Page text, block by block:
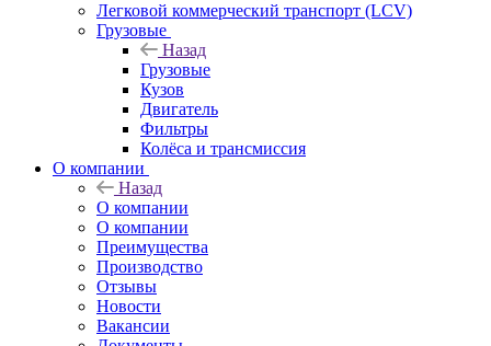
Легковой коммерческий транспорт (LCV)
Грузовые
Назад
Грузовые
Кузов
Двигатель
Фильтры
Колёса и трансмиссия
О компании
Назад
О компании
О компании
Преимущества
Производство
Отзывы
Новости
Вакансии